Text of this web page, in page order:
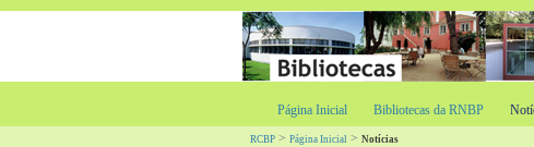
Página Inicial Bibliotecas da RNBP
RCBP > Página Inicial > Notícias